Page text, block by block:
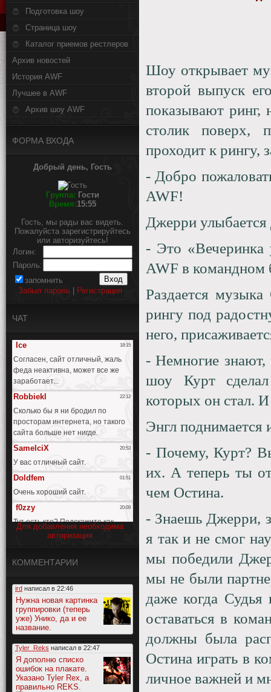
Подготовка шоу
Страница шоу
Каталог приемов рестлеров
Архив новостей
История AWF
Лучшее в AWF
Архив шоу AWF
ФОРМА ВХОДА
Добрый день, Гость
Группа: Гости
Время:15:55
Гость, мы рады вас видеть.
Пожалуйста зарегистрируйтесь
или авторизуйтесь!
Логин:
Пароль:
запомнить
Забыл пароль
Регистрация
ЧАТ
Для добавления необходима
авторизация
КОММЕНТАРИИ
ird написал в 22:46
Нужна новая картинка
группировки (теперь
уже) Унико, да и ее
название.
Tyler_Reks написал в 22:47
Я дополню списко
ошибок на плакате.
Указано Tyler Rex, а
правильно REKS.
Шоу открывает
второй выпуск
показывают ринг,
столик поверх,
проходит к рингу,
- Добро
AWF!
Джерри улыбается
- Это
AWF в командном
Раздается
рингу под
него,
- Немногие знают,
шоу Курт
которых он стал.
Энгл поднимается
- Почему, Курт?
их. А теперь ты
чем Остина.
- Знаешь Джерри,
я так и не смог
мы победили
мы не были
даже когда
оставаться в
должны была
Остина играть в
личное важней и